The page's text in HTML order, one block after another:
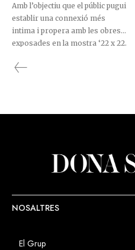
Amb l’objectiu que el públic pugui
establir una connexió més
intima i propera amb les obres
exposades en la mostra ‘22 x 22.
CAEE va organitzar una visita
NOSALTRES
El Grup